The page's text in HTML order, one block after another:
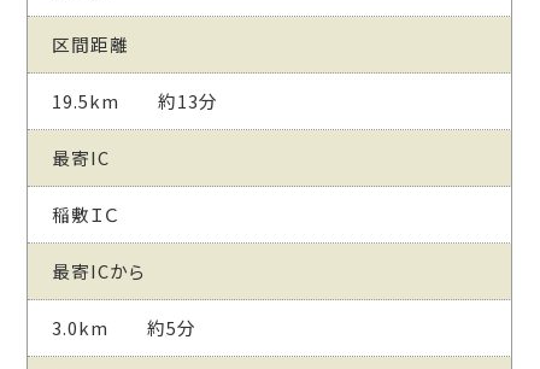
区間距離
19.5km 約13分
最寄IC
稲敷ＩＣ
最寄ICから
3.0km 約5分